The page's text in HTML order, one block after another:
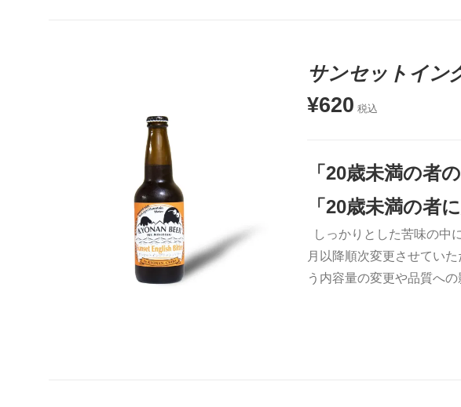
お買い物カゴに追加 QUICK VIEW
サンセットイン
¥620 税込
「20歳未満の者
「20歳未満の者
しっかりとした苦味の中
月以降順次変更させてい
う内容量の変更や品質への